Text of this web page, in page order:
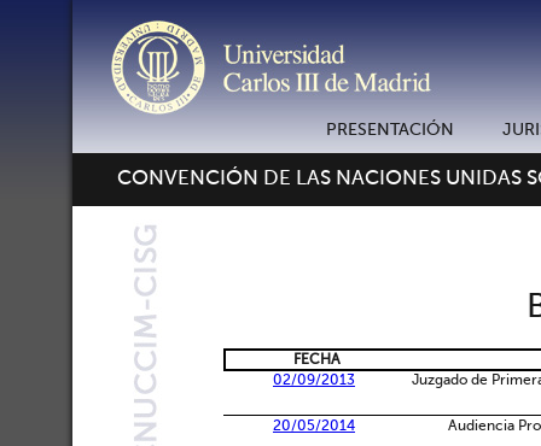
PRESENTACIÓN
CONVENCIÓN DE LAS NACIONES UNIDAS
FECHA
02/09/2013
Juzgado de
20/05/2014 Audiencia